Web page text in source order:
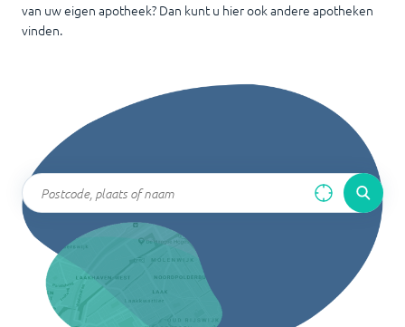
van uw eigen apotheek? Dan kunt u hier ook andere apotheken
vinden.